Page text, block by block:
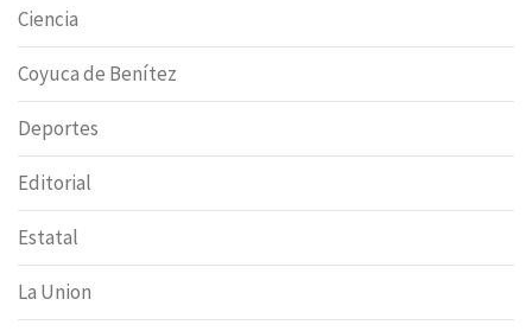
Ciencia
Coyuca de Benítez
Deportes
Editorial
Estatal
La Union